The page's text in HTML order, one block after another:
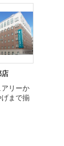
店
リーか
まで揃